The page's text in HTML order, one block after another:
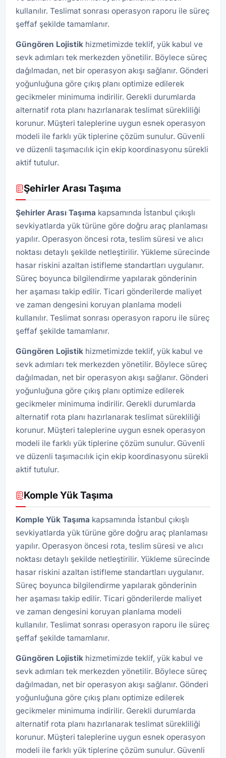
kullanılır. Teslimat sonrası operasyon raporu ile süreç
şeffaf şekilde tamamlanır.
Güngören Lojistik hizmetimizde teklif, yük kabul ve
sevk adımları tek merkezden yönetilir. Böylece süreç
dağılmadan, net bir operasyon akışı sağlanır. Gönderi
yoğunluğuna göre çıkış planı optimize edilerek
gecikmeler minimuma indirilir. Gerekli durumlarda
alternatif rota planı hazırlanarak teslimat sürekliliği
korunur. Müşteri taleplerine uygun esnek operasyon
modeli ile farklı yük tiplerine çözüm sunulur. Güvenli
ve düzenli taşımacılık için ekip koordinasyonu sürekli
aktif tutulur.
Şehirler Arası Taşıma
Şehirler Arası Taşıma kapsamında İstanbul çıkışlı
sevkiyatlarda yük türüne göre doğru araç planlaması
yapılır. Operasyon öncesi rota, teslim süresi ve alıcı
noktası detaylı şekilde netleştirilir. Yükleme sürecinde
hasar riskini azaltan istifleme standartları uygulanır.
Süreç boyunca bilgilendirme yapılarak gönderinin
her aşaması takip edilir. Ticari gönderilerde maliyet
ve zaman dengesini koruyan planlama modeli
kullanılır. Teslimat sonrası operasyon raporu ile süreç
şeffaf şekilde tamamlanır.
Güngören Lojistik hizmetimizde teklif, yük kabul ve
sevk adımları tek merkezden yönetilir. Böylece süreç
dağılmadan, net bir operasyon akışı sağlanır. Gönderi
yoğunluğuna göre çıkış planı optimize edilerek
gecikmeler minimuma indirilir. Gerekli durumlarda
alternatif rota planı hazırlanarak teslimat sürekliliği
korunur. Müşteri taleplerine uygun esnek operasyon
modeli ile farklı yük tiplerine çözüm sunulur. Güvenli
ve düzenli taşımacılık için ekip koordinasyonu sürekli
aktif tutulur.
Komple Yük Taşıma
Komple Yük Taşıma kapsamında İstanbul çıkışlı
sevkiyatlarda yük türüne göre doğru araç planlaması
yapılır. Operasyon öncesi rota, teslim süresi ve alıcı
noktası detaylı şekilde netleştirilir. Yükleme sürecinde
hasar riskini azaltan istifleme standartları uygulanır.
Süreç boyunca bilgilendirme yapılarak gönderinin
her aşaması takip edilir. Ticari gönderilerde maliyet
ve zaman dengesini koruyan planlama modeli
kullanılır. Teslimat sonrası operasyon raporu ile süreç
şeffaf şekilde tamamlanır.
Güngören Lojistik hizmetimizde teklif, yük kabul ve
sevk adımları tek merkezden yönetilir. Böylece süreç
dağılmadan, net bir operasyon akışı sağlanır. Gönderi
yoğunluğuna göre çıkış planı optimize edilerek
gecikmeler minimuma indirilir. Gerekli durumlarda
alternatif rota planı hazırlanarak teslimat sürekliliği
korunur. Müşteri taleplerine uygun esnek operasyon
modeli ile farklı yük tiplerine çözüm sunulur. Güvenli